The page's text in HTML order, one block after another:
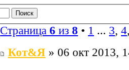
Страница 6 из 8 • 1 ... 3, 4
Кот&Я » 06 окт 2013,